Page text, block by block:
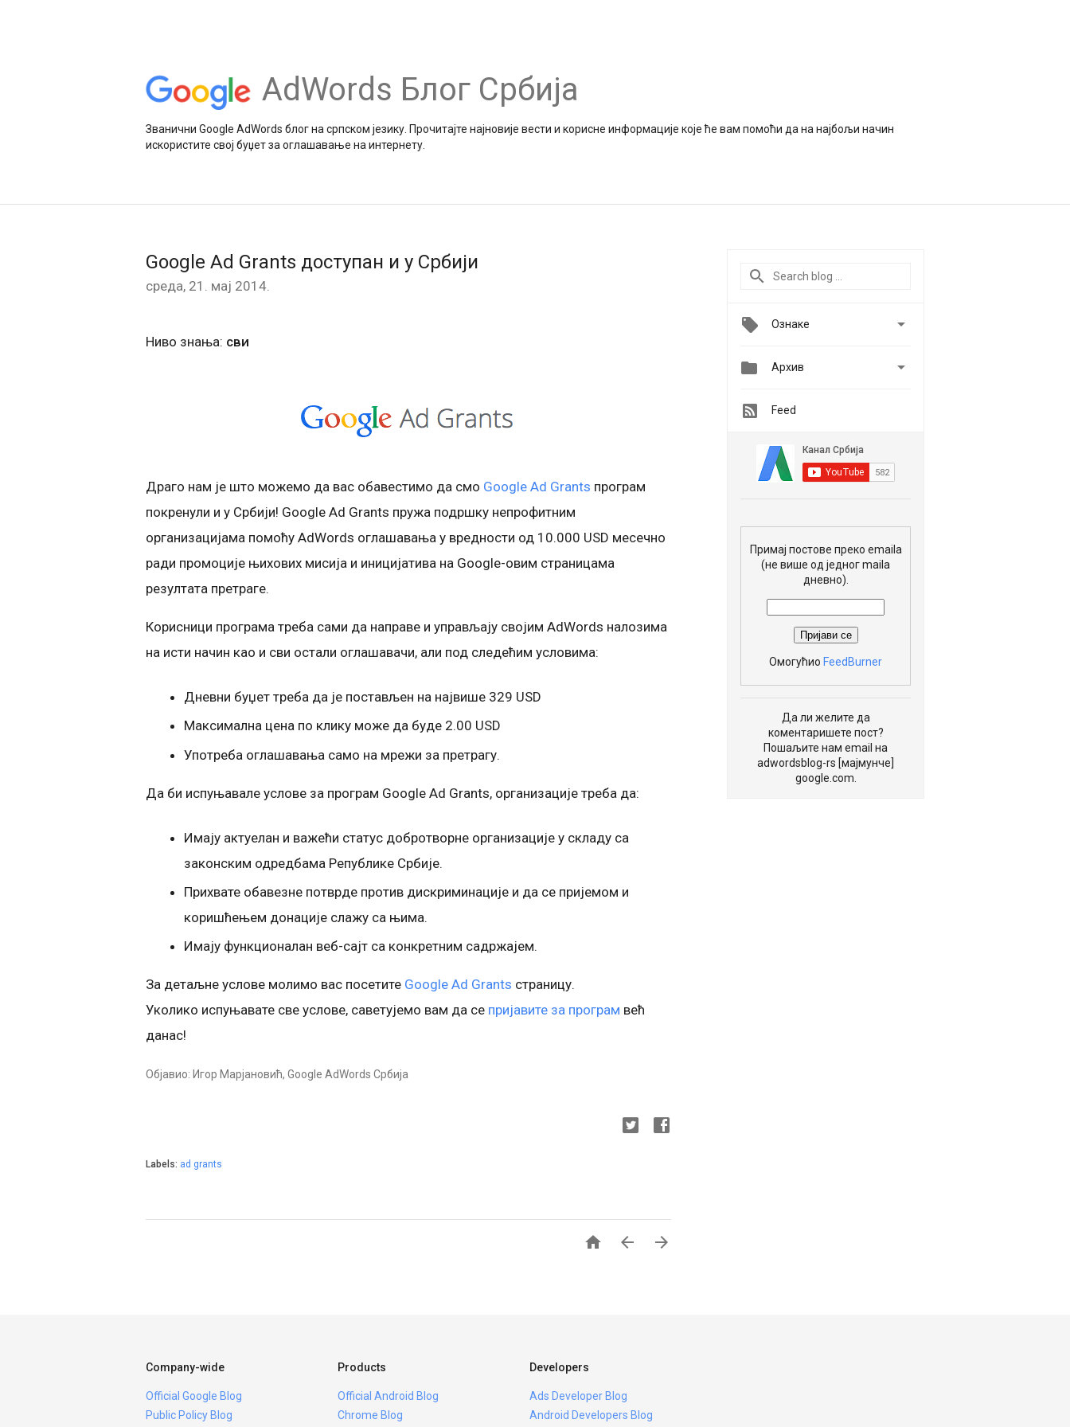
AdWords Блог Србија
Званични Google AdWords блог на српском језику. Прочитајте најновије вести и корисне информације које ће вам помоћи да на најбољи начин
искористите свој буџет за оглашавање на интернету.
Google Ad Grants доступaн и у Србији
среда, 21. мај 2014.
Ниво знања: сви
Драго нам је што можемо да вас обавестимо да смо Google Ad Grants програм
покренули и у Србији! Google Ad Grants пружа подршку непрофитним
организацијама помоћу AdWords оглашавања у вредности од 10.000 USD месечно
ради промоције њихових мисија и иницијатива на Google-овим страницама
резултата претраге.
Корисници програма треба сами да направе и управљају својим AdWords налозима
на исти начин као и сви остали оглашавачи, али под следећим условима:
Дневни буџет треба да је постављен на највише 329 USD
Максимална цена по клику може да буде 2.00 USD
Употреба оглашавања само на мрежи за претрагу.
Да би испуњавале услове за програм Google Ad Grants, организације треба да:
Имају актуелан и важећи статус добротворне организације у складу са
законским одредбама Републике Србије.
Прихвате обавезне потврде против дискриминације и да се пријемом и
коришћењем донације слажу са њима.
Имају функционалан веб-сајт са конкретним садржајем.
За детаљне услове молимо вас посетите Google Ad Grants страницу.
Уколико испуњавате све услове, саветујемо вам да се пријавите за програм већ
данас!
Објавио: Игор Марјановић, Google AdWords Србија
Labels: ad grants
  
Ознаке 
 Архив 
Feed
Примај постове преко emaila
(не више од једног maila
дневно).
Омогућио FeedBurner
Да ли желите да
коментаришете пост?
Пошаљите нам email на
adwordsblog-rs [мајмунче]
google.com.
Company-wide
Official Google Blog
Public Policy Blog
Products
Official Android Blog
Chrome Blog
Developers
Ads Developer Blog
Android Developers Blog